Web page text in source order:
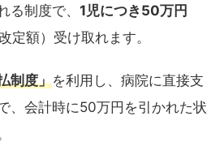
る制度で、 1児につき50万円
定額）受け取れます。
制度」を利用し、病院に直接支
、会計時に50万円を引かれた状